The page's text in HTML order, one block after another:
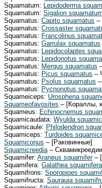
Squamatum:
Lepidoderma
Squamatum: Sigalion squamatum
Squamatus: Capito squamatus –
Squamatus: Crossaster
Squamatus: Francolinus
Squamatus: Garrulax squamatus
Squamatus:
Lepidocolaptes
Squamatus:
Lepidonotus
Squamatus: Mergus squamatus
Squamatus: Picus squamatus –
Squamatus: Psolus squamatus
Squamatus: Pycnonotus
Squameiceps: Urosphena
Squameofavosites – [Кораллы,
Squameus: Echinocnemus
Squamicaudata: Wyulda
Squamicaule: Philodendron
Squamiceps: Turdoides
Squamiconus – [Раковинные]
Squamicreedia –
Squamifer: Araneus squamifer–
Squamifera: Galathea squamifera
Squamifrons: Sporopipes
Squamifructa: Saurauia